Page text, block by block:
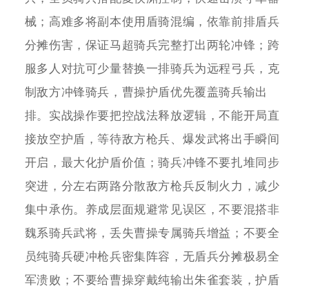
械；高难多将副本使用盾骑混编，依靠前排盾兵
分摊伤害，保证马超骑兵完整打出两轮冲锋；跨
服多人对抗可少量替换一排骑兵为远程弓兵，克
制敌方冲锋骑兵，曹操护盾优先覆盖骑兵输出
排。实战操作要把控战法释放逻辑，不能开局直
接放空护盾，等待敌方枪兵、爆发武将出手瞬间
开启，最大化护盾价值；骑兵冲锋不要扎堆同步
突进，分左右两路分散敌方枪兵反制火力，减少
集中承伤。养成层面规避常见误区，不要混搭非
魏系骑兵武将，丢失曹操专属骑兵增益；不要全
员纯骑兵硬冲枪兵密集阵容，无盾兵分摊极易全
军溃败；不要给曹操穿戴纯输出朱雀套装，护盾